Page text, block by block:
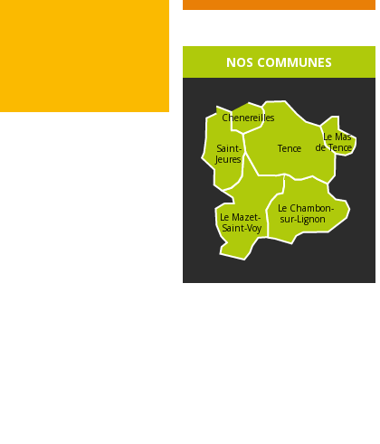
NOS COMMUNES
Le Chambon-
sur-Lignon
Le Mazet-
Saint-Voy
Tence
Chenereilles
Saint-
Jeures
Le Mas
de Tence